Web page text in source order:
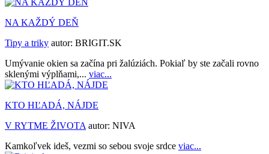
NA KAŽDÝ DEŇ
Tipy a triky autor: BRIGIT.SK
Umývanie okien sa začína pri žalúziách. Pokiaľ by ste začali rovno
sklenými výplňami,... viac...
KTO HĽADÁ, NÁJDE
V RYTME ŽIVOTA autor: NIVA
Kamkoľvek ideš, vezmi so sebou svoje srdce viac...